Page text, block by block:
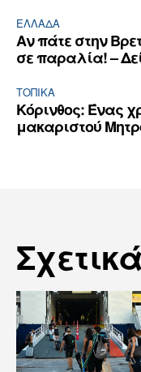
ΕΛΛΆΔΑ
Αν πάτε στην
σε παραλία! –
ΤΟΠΙΚΑ
Κόρινθος: Ένας
μακαριστού